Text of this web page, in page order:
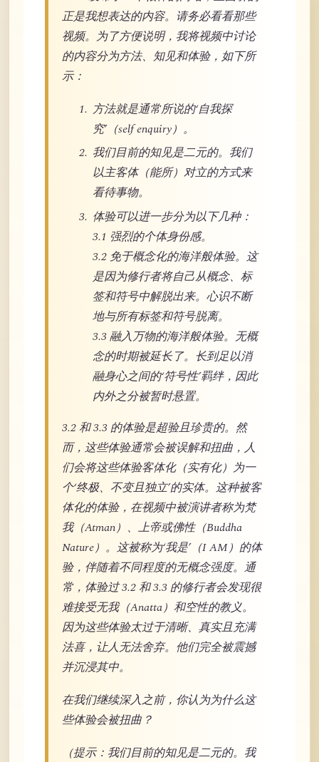
正是我想表达的内容。请务必看看那些
视频。为了方便说明，我将视频中讨论
的内容分为方法、知见和体验，如下所
示：
方法就是通常所说的‘自我探
究’（self enquiry）。
我们目前的知见是二元的。我们
以主客体（能所）对立的方式来
看待事物。
体验可以进一步分为以下几种：
3.1 强烈的个体身份感。
3.2 免于概念化的海洋般体验。这
是因为修行者将自己从概念、标
签和符号中解脱出来。心识不断
地与所有标签和符号脱离。
3.3 融入万物的海洋般体验。无概
念的时期被延长了。长到足以消
融身心之间的‘符号性’羁绊，因此
内外之分被暂时悬置。
3.2 和 3.3 的体验是超验且珍贵的。然
而，这些体验通常会被误解和扭曲，人
们会将这些体验客体化（实有化）为一
个‘终极、不变且独立’的实体。这种被客
体化的体验，在视频中被演讲者称为梵
我（Atman）、上帝或佛性（Buddha
Nature）。这被称为‘我是’（I AM）的体
验，伴随着不同程度的无概念强度。通
常，体验过 3.2 和 3.3 的修行者会发现很
难接受无我（Anatta）和空性的教义。
因为这些体验太过于清晰、真实且充满
法喜，让人无法舍弃。他们完全被震撼
并沉浸其中。
在我们继续深入之前，你认为为什么这
些体验会被扭曲？
（提示：我们目前的知见是二元的。我